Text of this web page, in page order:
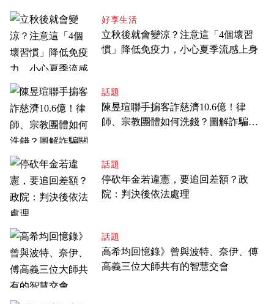
好享生活
立秋後就會變涼？注意這「4個壞習
慣」降低免疫力，小心夏季流感上身
話題
陳昱瑄聯手掮客詐慈濟10.6億！律
師、宗教團體如何洗錢？圖解詐騙關
話題
停砍年金若違憲，要追回差額？政
院：判決後依法處理
話題
高希均回憶錄》曾與波特、奈伊、傅
高義三位大師共有的智慧交會